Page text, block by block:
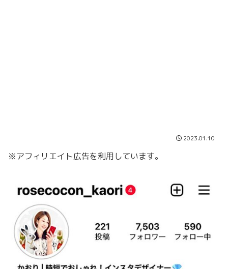
2023.01.10
※アフィリエイト広告を利用しています。